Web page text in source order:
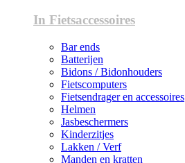
In Fietsaccessoires
Bar ends
Batterijen
Bidons / Bidonhouders
Fietscomputers
Fietsendrager en accessoires
Helmen
Jasbeschermers
Kinderzitjes
Lakken / Verf
Manden en kratten